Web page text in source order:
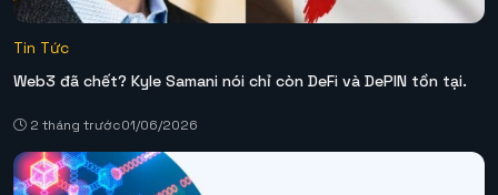
Tin Tức
Web3 đã chết? Kyle Samani nói chỉ còn DeFi và DePIN tồn tại.
2 tháng trước01/06/2026